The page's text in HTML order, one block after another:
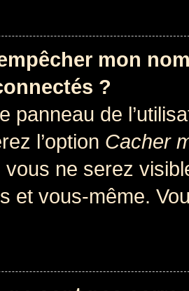
mon
?
panneau de
l’option Cacher
vous ne serez
et vous-même.